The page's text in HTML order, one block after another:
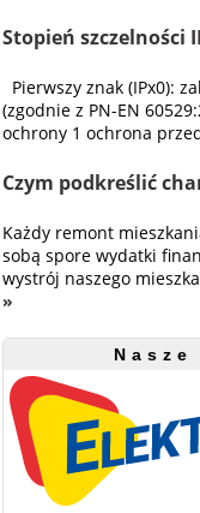
Stopień szczelności
Pierwszy znak (IPx0):
(zgodnie z PN-EN
ochrony 1 ochrona
Czym podkreślić
Każdy remont
sobą spore wydatki
wystrój naszego
»